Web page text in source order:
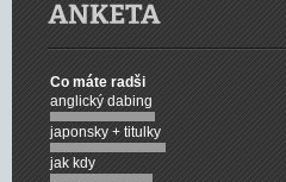
Co máte radši
anglický dabing
japonsky + titulky
jak kdy